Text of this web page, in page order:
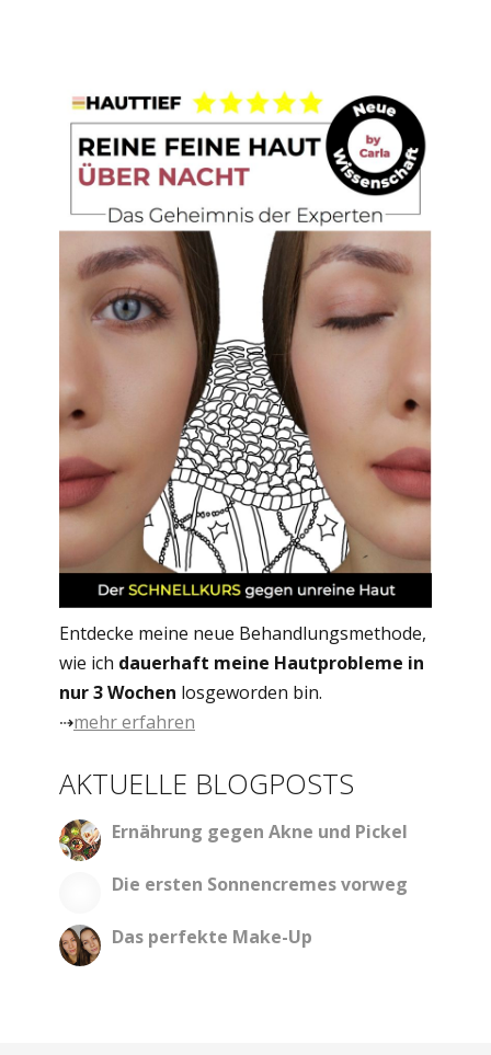
Entdecke meine neue Behandlungsmethode,
wie ich dauerhaft meine Hautprobleme in
nur 3 Wochen losgeworden bin.
⇢mehr erfahren
AKTUELLE BLOGPOSTS
Ernährung gegen Akne und Pickel
Die ersten Sonnencremes vorweg
Das perfekte Make-Up